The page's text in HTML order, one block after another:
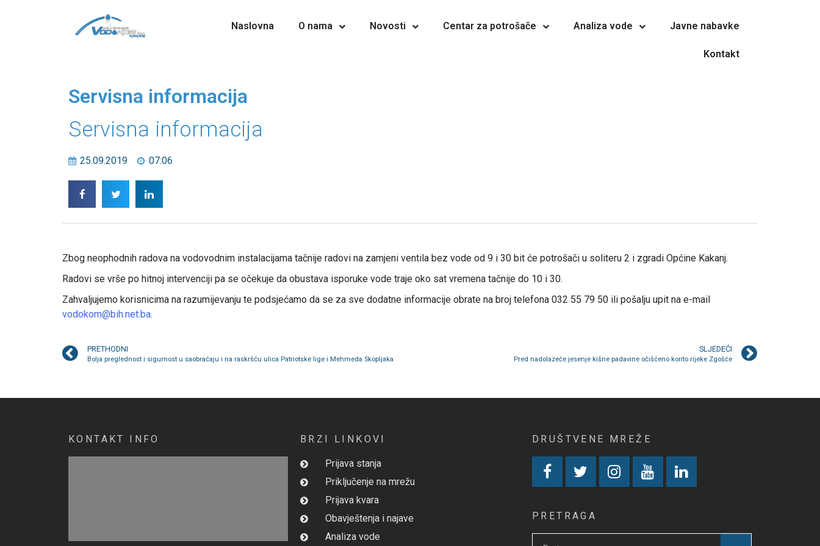
Naslovna O nama Novosti Centar za potrošače Analiza vode Javne nabavke
Kontakt
Servisna informacija
Servisna informacija
25.09.2019 07:06
Zbog neophodnih radova na vodovodnim instalacijama tačnije radovi na zamjeni ventila bez vode od 9 i 30 bit će potrošači u soliteru 2 i zgradi Općine Kakanj.
Radovi se vrše po hitnoj intervenciji pa se očekuje da obustava isporuke vode traje oko sat vremena tačnije do 10 i 30.
Zahvaljujemo korisnicima na razumijevanju te podsjećamo da se za sve dodatne informacije obrate na broj telefona 032 55 79 50 ili pošalju upit na e-mail
vodokom@bih.net.ba.
PRETHODNI
Bolja preglednost i sigurnost u saobraćaju i na raskršću ulica Patriotske lige i Mehmeda Skopljaka
SLJEDEĆI
Pred nadolazeće jesenje kišne padavine očišćeno korito rijeke Zgošće
KONTAKT INFO BRZI LINKOVI
Prijava stanja
Priključenje na mrežu
Prijava kvara
Obavještenja i najave
Analiza vode
DRUŠTVENE MREŽE
PRETRAGA